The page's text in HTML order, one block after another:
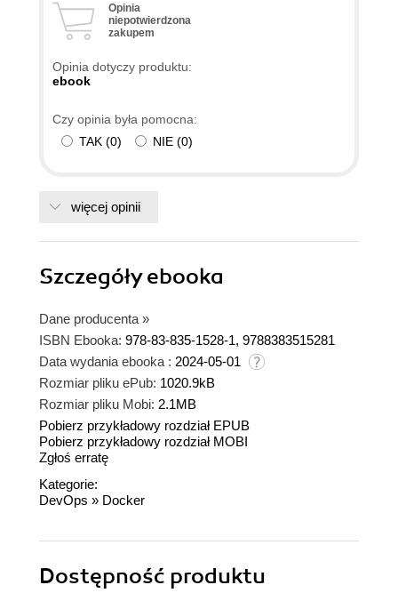
Opinia
niepotwierdzona
zakupem
Opinia dotyczy produktu:
ebook
Czy opinia była pomocna:
TAK (0) NIE (0)
więcej opinii
Szczegółyebooka
Dane producenta »
ISBN Ebooka: 978-83-835-1528-1, 9788383515281
Data wydania ebooka : 2024-05-01
Rozmiar pliku ePub: 1020.9kB
Rozmiar pliku Mobi: 2.1MB
Pobierz przykładowy rozdział EPUB
Pobierz przykładowy rozdział MOBI
Zgłoś erratę
Kategorie:
DevOps » Docker
Dostępność produktu